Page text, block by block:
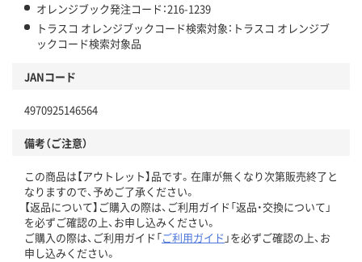
オレンジブック発注コード：216-1239
トラスコ オレンジブックコード検索対象：トラスコ オレンジブ
ックコード検索対象品
JANコード
4970925146564
備考（ご注意）
この商品は【アウトレット】品です。在庫が無くなり次第販売終了と
なりますので、予めご了承ください。
【返品について】ご購入の際は、ご利用ガイド「返品・交換について」
を必ずご確認の上、お申し込みください。
ご購入の際は、ご利用ガイド「ご利用ガイド 」を必ずご確認の上、お
申し込みください。